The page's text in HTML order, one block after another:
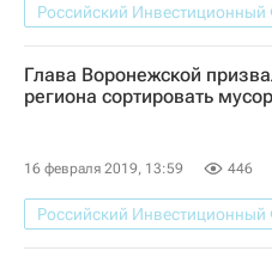
Интервью - Авторы
Александр Гусев (губернатор)
Глава Воронежской
региона сортировать мусор
16 февраля 2019, 13:59 446
Общество
Воронежская